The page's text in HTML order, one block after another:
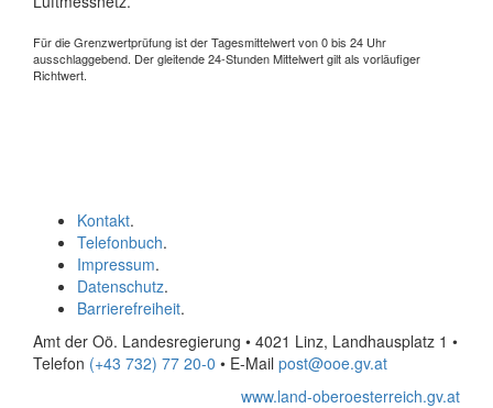
Für die Grenzwertprüfung ist der Tagesmittelwert von 0 bis 24 Uhr
ausschlaggebend. Der gleitende 24-Stunden Mittelwert gilt als vorläufiger
Richtwert.
Kontakt.
Telefonbuch.
Impressum.
Datenschutz.
Barrierefreiheit.
Amt der Oö. Landesregierung • 4021 Linz, Landhausplatz 1 •
Telefon (+43 732) 77 20-0 • E-Mail post@ooe.gv.at
www.land-oberoesterreich.gv.at